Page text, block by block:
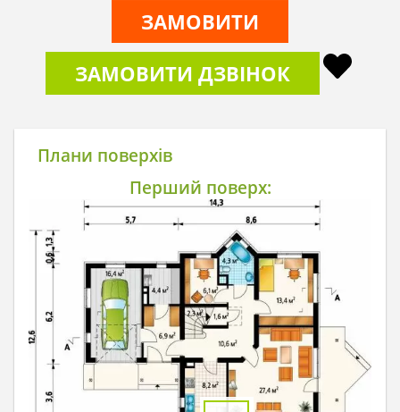
ЗАМОВИТИ
ЗАМОВИТИ ДЗВІНОК
Плани поверхів
Перший поверх: